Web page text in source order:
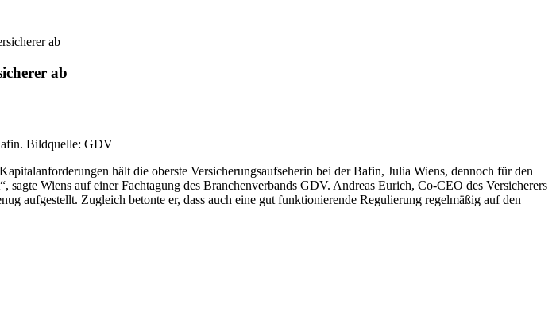
ab
ab
Bildquelle: GDV
hält die oberste Versicherungsaufseherin bei der Bafin, Julia Wiens, dennoch für den
Wiens auf einer Fachtagung des Branchenverbands GDV. Andreas Eurich, Co-CEO des Versicherers
aufgestellt. Zugleich betonte er, dass auch eine gut funktionierende Regulierung regelmäßig auf den